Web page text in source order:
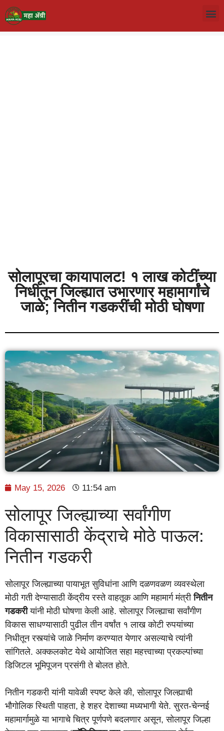
सोलापूरचा कायापालट! १ लाख कोटींच्या
निधीतून जिल्ह्यात उभारणार महामार्गांचे
जाळे; नितीन गडकरींची मोठी घोषणा
May 15, 2026 11:54 am
सोलापूर जिल्ह्याच्या सर्वांगीण
विकासासाठी केंद्राचे मोठे पाऊल:
नितीन गडकरी
सोलापूर जिल्ह्याच्या पायाभूत सुविधांना आणि दळणवळण व्यवस्थेला
मोठी गती देण्यासाठी केंद्रीय रस्ते वाहतूक आणि महामार्ग मंत्रीनितीन
गडकरीयांनी मोठी घोषणा केली आहे. सोलापूर जिल्ह्याचा सर्वांगीण
विकास साधण्यासाठी पुढील तीन वर्षांत १ लाख कोटी रुपयांच्या
निधीतून रस्त्यांचे जाळे निर्माण करण्यात येणार असल्याचे त्यांनी
सांगितले. अक्कलकोट येथे आयोजित सहा महत्त्वाच्या प्रकल्पांच्या
डिजिटल भूमिपूजन प्रसंगी ते बोलत होते.
नितीन गडकरी यांनी यावेळी स्पष्ट केले की, सोलापूर जिल्ह्याची
भौगोलिक स्थिती पाहता, हे शहर देशाच्या मध्यभागी येते. सुरत-चेन्नई
महामार्गामुळे या भागाचे चित्र पूर्णपणे बदलणार असून, सोलापूर जिल्हा